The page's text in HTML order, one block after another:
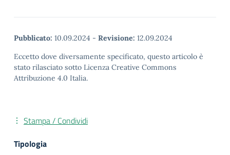
Pubblicato: 10.09.2024 - Revisione: 12.09.2024
Eccetto dove diversamente specificato, questo articolo è
stato rilasciato sotto Licenza Creative Commons
Attribuzione 4.0 Italia.
Stampa / Condividi
Tipologia